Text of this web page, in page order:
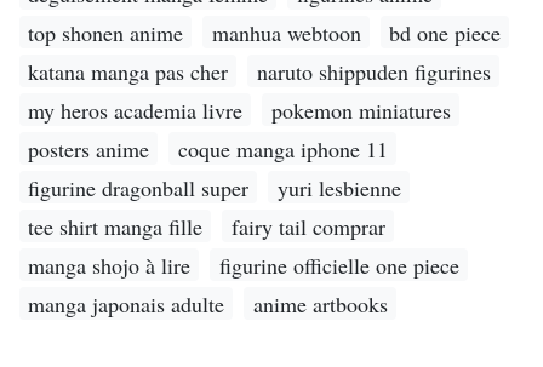
top shonen anime
manhua webtoon
bd one piece
katana manga pas cher
naruto shippuden figurines
my heros academia livre
pokemon miniatures
posters anime
coque manga iphone 11
figurine dragonball super
yuri lesbienne
tee shirt manga fille
fairy tail comprar
manga shojo à lire
figurine officielle one piece
manga japonais adulte
anime artbooks